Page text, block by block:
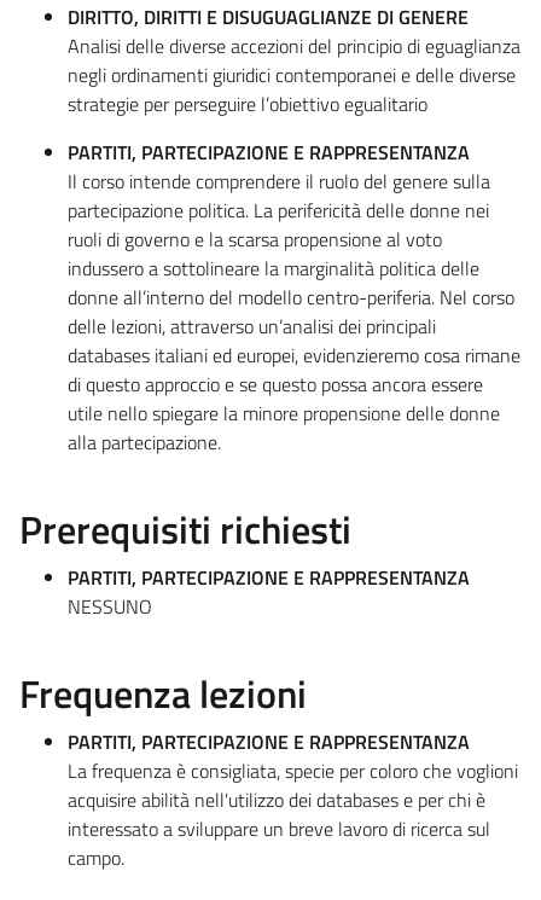
DIRITTO, DIRITTI E DISUGUAGLIANZE DI GENERE
Analisi delle diverse accezioni del principio di eguaglianza
negli ordinamenti giuridici contemporanei e delle diverse
strategie per perseguire l’obiettivo egualitario
PARTITI, PARTECIPAZIONE E RAPPRESENTANZA
Il corso intende comprendere il ruolo del genere sulla
partecipazione politica. La perifericità delle donne nei
ruoli di governo e la scarsa propensione al voto
indussero a sottolineare la marginalità politica delle
donne all’interno del modello centro-periferia. Nel corso
delle lezioni, attraverso un’analisi dei principali
databases italiani ed europei, evidenzieremo cosa rimane
di questo approccio e se questo possa ancora essere
utile nello spiegare la minore propensione delle donne
alla partecipazione.
Prerequisiti richiesti
PARTITI, PARTECIPAZIONE E RAPPRESENTANZA
NESSUNO
Frequenza lezioni
PARTITI, PARTECIPAZIONE E RAPPRESENTANZA
La frequenza è consigliata, specie per coloro che voglioni
acquisire abilità nell'utilizzo dei databases e per chi è
interessato a sviluppare un breve lavoro di ricerca sul
campo.